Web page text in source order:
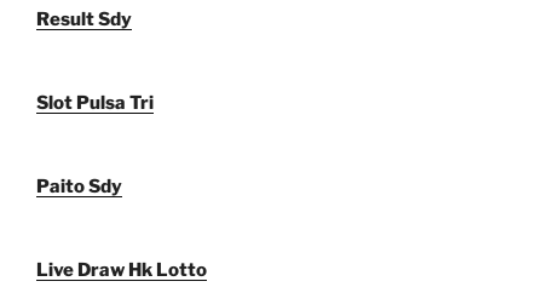
Result Sdy
Slot Pulsa Tri
Paito Sdy
Live Draw Hk Lotto